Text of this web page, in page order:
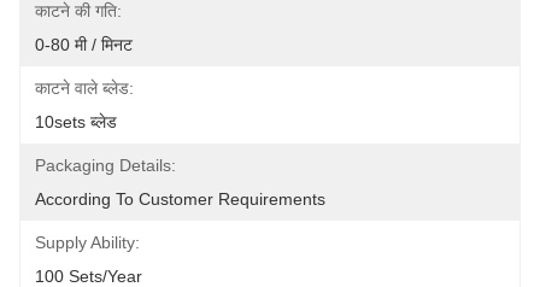
काटने की गति:
0-80 मी / मिनट
काटने वाले ब्लेड:
10sets ब्लेड
Packaging Details:
According To Customer Requirements
Supply Ability:
100 Sets/year